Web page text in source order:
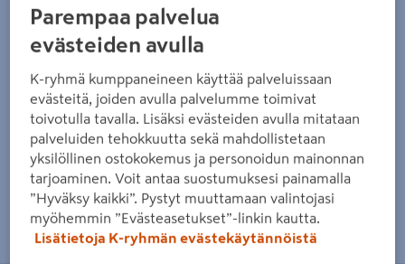
Zoomaa kuvaa sormilla kosketusnäytöllä
Parempaa palvelua
evästeiden avulla
K-ryhmä kumppaneineen käyttää palveluissaan
evästeitä, joiden avulla palvelumme toimivat
toivotulla tavalla. Lisäksi evästeiden avulla mitataan
palveluiden tehokkuutta sekä mahdollistetaan
yksilöllinen ostokokemus ja personoidun mainonnan
tarjoaminen. Voit antaa suostumuksesi painamalla
”Hyväksy kaikki”. Pystyt muuttamaan valintojasi
myöhemmin ”Evästeasetukset”-linkin kautta.
Lisätietoja K-ryhmän evästekäytännöistä